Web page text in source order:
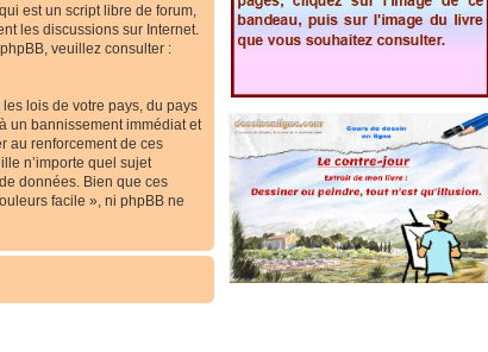
est un script libre de forum,
les discussions sur Internet.
veuillez consulter :
lois de votre pays, du pays
un bannissement immédiat et
au renforcement de ces
n’importe quel sujet
données. Bien que ces
facile », ni phpBB ne